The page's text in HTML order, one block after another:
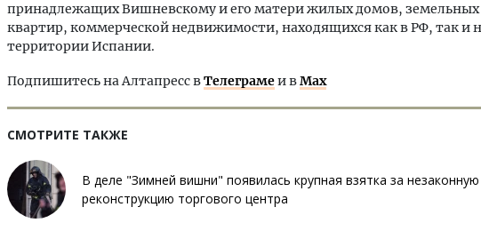
принадлежащих Вишневскому и его матери жилых домов, земельных
квартир, коммерческой недвижимости, находящихся как в РФ, так и
территории Испании.
Подпишитесь на Алтапресс вТелеграмеи вMax
СМОТРИТЕ ТАКЖЕ
В деле "Зимней вишни" появилась крупная взятка за незаконную
реконструкцию торгового центра